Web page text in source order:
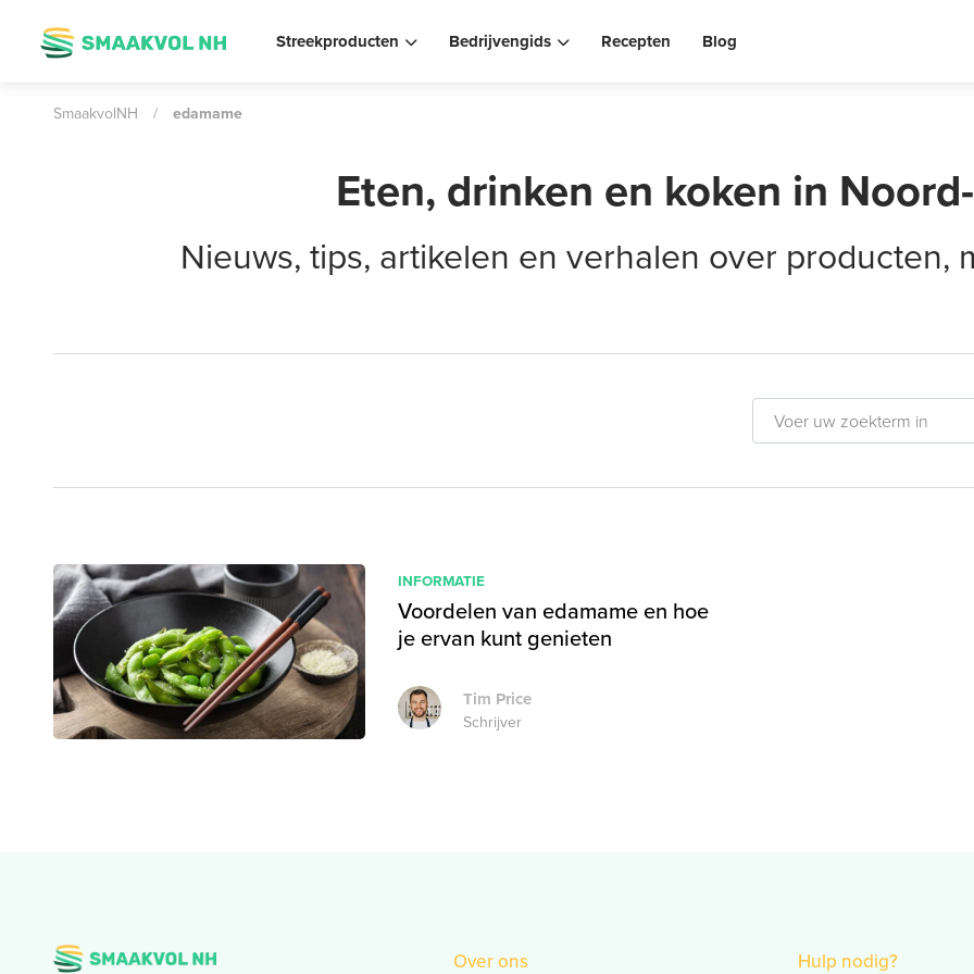
Streekproducten Bedrijvengids Recepten Blog
SmaakvolNH / edamame
Eten, drinken en koken in
Nieuws, tips, artikelen en verhalen over producten,
INFORMATIE
Voordelen van edamame en hoe
je ervan kunt genieten
Tim Price
Schrijver
Over ons Hulp nodig?